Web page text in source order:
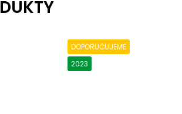
DOPORUČUJEME
2023